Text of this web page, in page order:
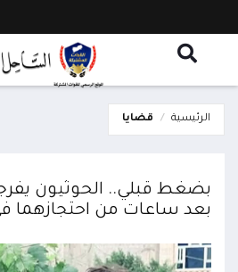
الرئيسية قضايا
بضغط قبلي.. الحوثيون
بعد ساعات من احتجازهما